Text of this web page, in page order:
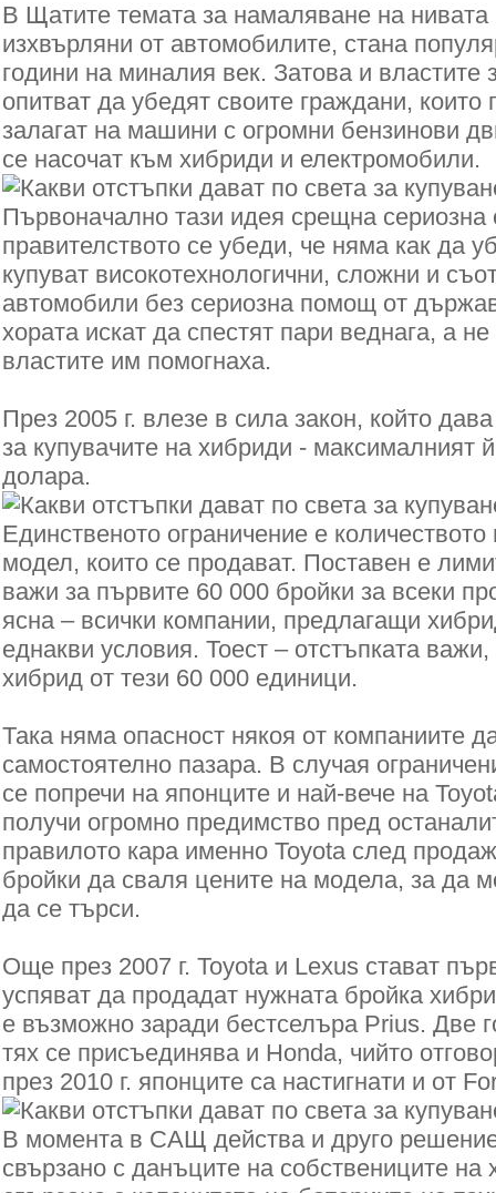
В Щатите темата за намаляване на
изхвърляни от автомобилите, стана
години на миналия век. Затова и властите
опитват да убедят своите граждани,
залагат на машини с огромни бензинови
се насочат към хибриди и електромобили.
Първоначално тази идея срещна сериозна
правителството се убеди, че няма как да
купуват високотехнологични, сложни и
автомобили без сериозна помощ от
хората искат да спестят пари веднага, а
властите им помогнаха.
През 2005 г. влезе в сила закон, който
за купувачите на хибриди - максималният
долара.
Единственото ограничение е
модел, които се продават. Поставен е
важи за първите 60 000 бройки за всеки
ясна – всички компании, предлагащи
еднакви условия. Тоест – отстъпката
хибрид от тези 60 000 единици.
Така няма опасност някоя от компаниите
самостоятелно пазара. В случая
се попречи на японците и най-вече на
получи огромно предимство пред
правилото кара именно Toyota след
бройки да сваля цените на модела, за да
да се търси.
Още през 2007 г. Toyota и Lexus стават
успяват да продадат нужната бройка
е възможно заради бестселъра Prius. Две
тях се присъединява и Honda, чийто
през 2010 г. японците са настигнати и от
В момента в САЩ действа и друго
свързано с данъците на собствениците на